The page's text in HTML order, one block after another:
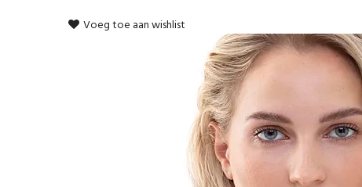
Voeg toe aan wishlist